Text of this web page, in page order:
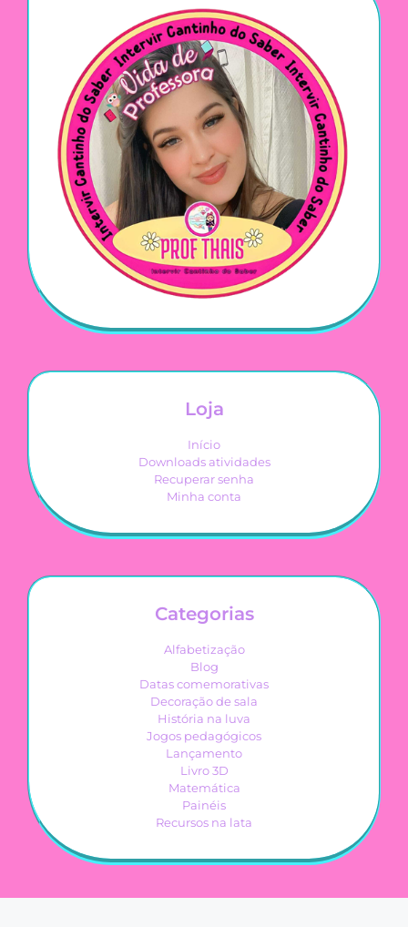
Loja
Início
Downloads atividades
Recuperar senha
Minha conta
Categorias
Alfabetização
Blog
Datas comemorativas
Decoração de sala
História na luva
Jogos pedagógicos
Lançamento
Livro 3D
Matemática
Painéis
Recursos na lata